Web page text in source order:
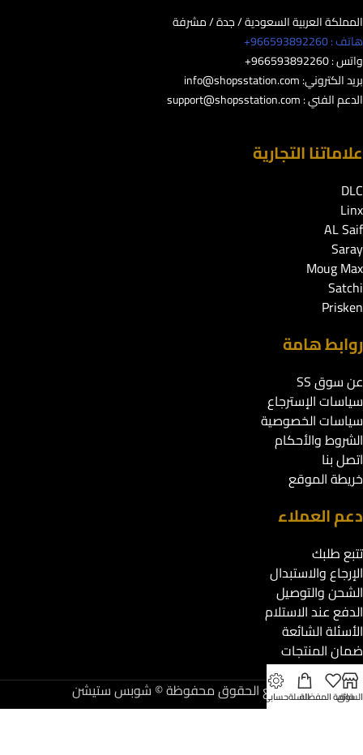
المملكة العربية السعودية / جدة / مشرفة
هاتف : 966593892260+
واتس : 966593892260+
بريد الكتروني:info@shopsstation.com
الدعم الفني :support@shopsstation.com
علاماتنا التجارية
DLC
Linx
AL Saif
Saray
Moug Max
Satchi
Prisken
روابط هامة
عن سوق SS
سياسات الإسترجاع
سياسات الخصوصية
الشروط والأحكام
اتصل بنا
خريطة الموقع
دعم العملاء
تتبع طلبك
الإرجاع والاستبدال
الشحن والتوصيل
الدفع عند الاستلام
الأسئلة الشائعة
ضمان المنتجات
مركز المساعدة
جميع الحقوق محفوظة © شوبس ستيشن
السوق
قائمة المفضلةالسلةحسابي